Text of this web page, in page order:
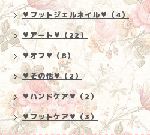
♥フットジェルネイル♥（4）
♥アート♥（22）
♥オフ♥（8）
♥その他♥（2）
♥ハンドケア♥（2）
♥フットケア♥（3）